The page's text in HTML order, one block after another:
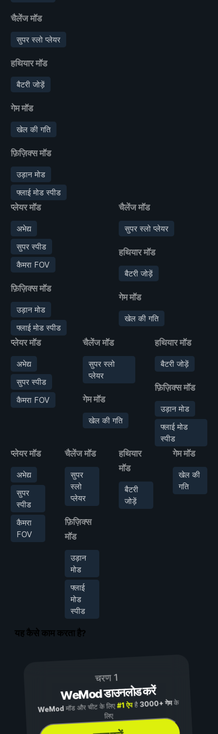
चैलेंज मॉड
सुपर स्लो प्लेयर
हथियार मॉड
बैटरी जोड़ें
गेम मॉड
खेल की गति
फ़िज़िक्स मॉड
उड़ान मोड
फ्लाई मोड स्पीड
प्लेयर मॉड
अभेद्य
सुपर स्पीड
कैमरा FOV
फ़िज़िक्स मॉड
उड़ान मोड
फ्लाई मोड स्पीड
चैलेंज मॉड
सुपर स्लो प्लेयर
हथियार मॉड
बैटरी जोड़ें
गेम मॉड
खेल की गति
प्लेयर मॉड
अभेद्य
सुपर स्पीड
कैमरा FOV
चैलेंज मॉड
सुपर स्लो
प्लेयर
गेम मॉड
खेल की गति
हथियार मॉड
बैटरी जोड़ें
फ़िज़िक्स मॉड
उड़ान मोड
फ्लाई मोड
स्पीड
प्लेयर मॉड
अभेद्य
सुपर
स्पीड
कैमरा
FOV
चैलेंज मॉड
सुपर
स्लो
प्लेयर
फ़िज़िक्स
मॉड
उड़ान
मोड
फ्लाई
मोड
स्पीड
हथियार
मॉड
बैटरी
जोड़ें
गेम मॉड
खेल की
गति
यह कैसे काम करता है?
चरण 1
WeMod डाउनलोड करें
WeMod मॉड और चीट के लिए#1 ऐपहै3000+ गेमके
लिए